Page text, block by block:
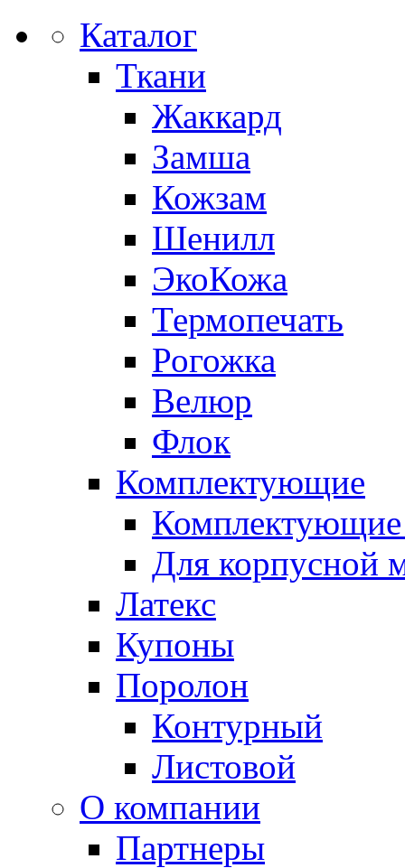
Каталог
Ткани
Жаккард
Замша
Кожзам
Шенилл
ЭкоКожа
Термопечать
Рогожка
Велюр
Флок
Комплектующие
Комплектующие
Для корпусной
Латекс
Купоны
Поролон
Контурный
Листовой
О компании
Партнеры